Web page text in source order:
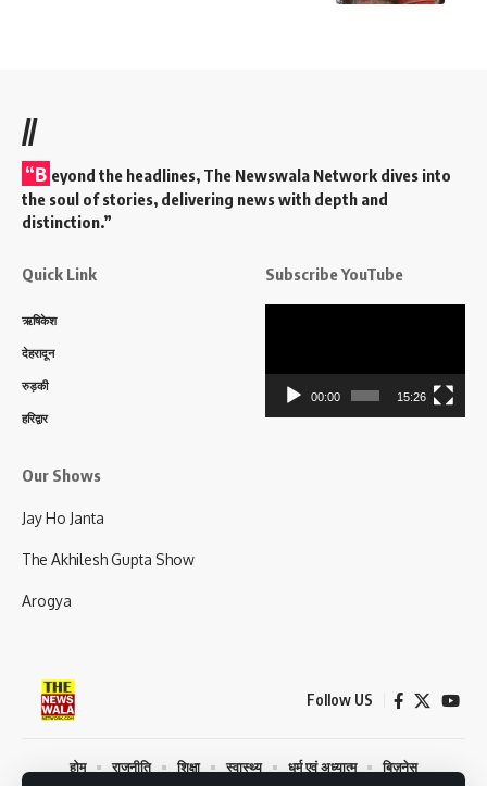
//
“B eyond the headlines, The Newswala Network dives into
the soul of stories, delivering news with depth and
distinction.”
Quick Link
ऋषिकेश
देहरादून
रुड़की
हरिद्वार
Subscribe YouTube
00:00 15:26
Our Shows
Jay Ho Janta
The Akhilesh Gupta Show
Arogya
Follow US
होम राजनीति शिक्षा स्वास्थ्य धर्म एवं अध्यात्म बिज़नेस